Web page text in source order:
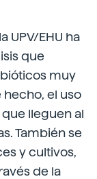
UPV/EHU ha
que
muy
hecho, el uso
lleguen al
También se
y cultivos,
de la